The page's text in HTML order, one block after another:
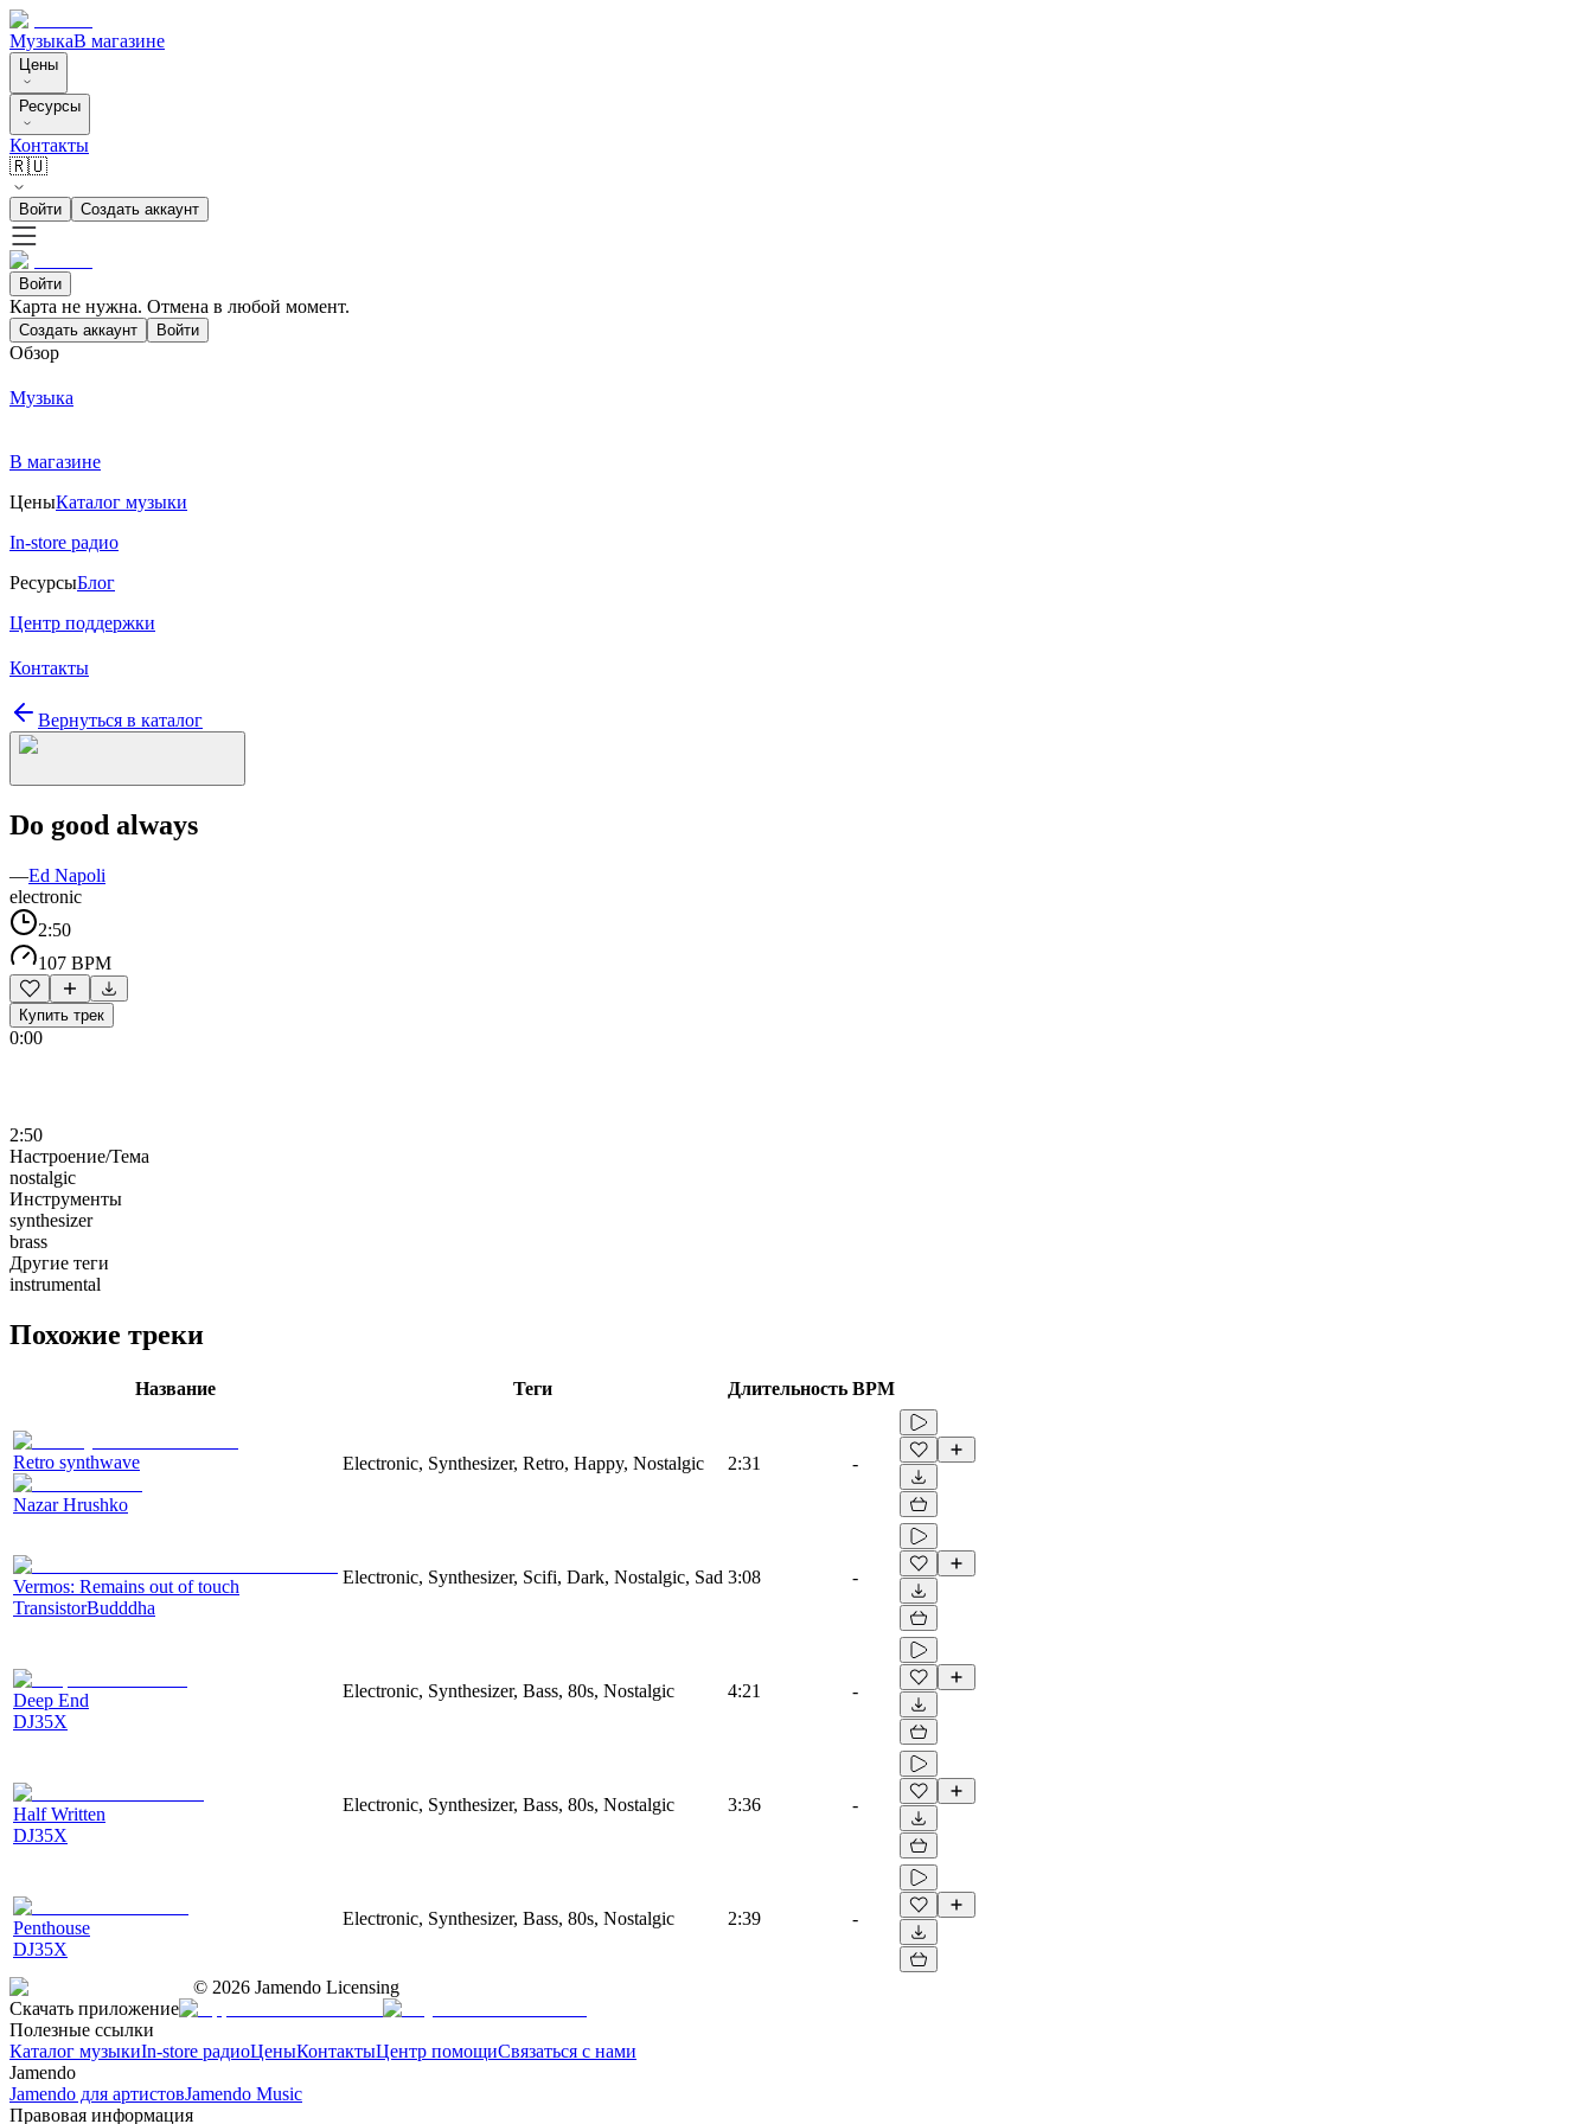
МузыкаВ магазине
Цены
Ресурсы
Контакты
🇷🇺
Войти Создать аккаунт
Войти
Карта не нужна. Отмена в любой момент.
Создать аккаунт Войти
Обзор
Музыка
В магазине
ЦеныКаталог музыки
In-store радио
РесурсыБлог
Центр поддержки
Контакты
Вернуться в каталог
Do good always
—Ed Napoli
electronic
2:50
107 BPM
Купить трек
0:00
2:50
Настроение/Тема
nostalgic
Инструменты
synthesizer
brass
Другие теги
instrumental
Похожие треки
Название Теги Длительность BPM
Retro synthwave
Nazar Hrushko
Electronic, Synthesizer, Retro, Happy, Nostalgic 2:31 -
Vermos: Remains out of touch
TransistorBudddha
Electronic, Synthesizer, Scifi, Dark, Nostalgic, Sad 3:08 -
Deep End
DJ35X
Electronic, Synthesizer, Bass, 80s, Nostalgic 4:21 -
Half Written
DJ35X
Electronic, Synthesizer, Bass, 80s, Nostalgic 3:36 -
Penthouse
DJ35X
Electronic, Synthesizer, Bass, 80s, Nostalgic 2:39 -
© 2026 Jamendo Licensing
Скачать приложение
Полезные ссылки
Каталог музыкиIn-store радиоЦеныКонтактыЦентр помощиСвязаться с нами
Jamendo
Jamendo для артистовJamendo Music
Правовая информация